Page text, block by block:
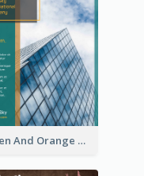
Green And Orange Flyer Of Opening Ceremony